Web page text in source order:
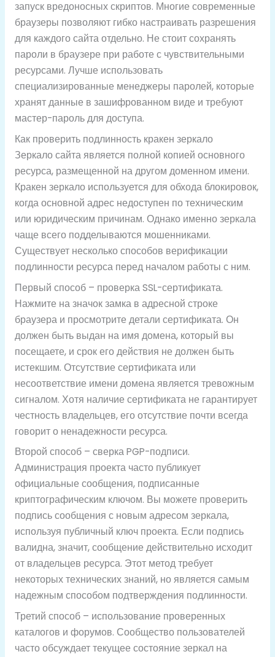
запуск вредоносных скриптов. Многие современные
браузеры позволяют гибко настраивать разрешения
для каждого сайта отдельно. Не стоит сохранять
пароли в браузере при работе с чувствительными
ресурсами. Лучше использовать
специализированные менеджеры паролей, которые
хранят данные в зашифрованном виде и требуют
мастер-пароль для доступа.
Как проверить подлинность кракен зеркало
Зеркало сайта является полной копией основного
ресурса, размещенной на другом доменном имени.
Кракен зеркало используется для обхода блокировок,
когда основной адрес недоступен по техническим
или юридическим причинам. Однако именно зеркала
чаще всего подделываются мошенниками.
Существует несколько способов верификации
подлинности ресурса перед началом работы с ним.
Первый способ – проверка SSL-сертификата.
Нажмите на значок замка в адресной строке
браузера и просмотрите детали сертификата. Он
должен быть выдан на имя домена, который вы
посещаете, и срок его действия не должен быть
истекшим. Отсутствие сертификата или
несоответствие имени домена является тревожным
сигналом. Хотя наличие сертификата не гарантирует
честность владельцев, его отсутствие почти всегда
говорит о ненадежности ресурса.
Второй способ – сверка PGP-подписи.
Администрация проекта часто публикует
официальные сообщения, подписанные
криптографическим ключом. Вы можете проверить
подпись сообщения с новым адресом зеркала,
используя публичный ключ проекта. Если подпись
валидна, значит, сообщение действительно исходит
от владельцев ресурса. Этот метод требует
некоторых технических знаний, но является самым
надежным способом подтверждения подлинности.
Третий способ – использование проверенных
каталогов и форумов. Сообщество пользователей
часто обсуждает текущее состояние зеркал на